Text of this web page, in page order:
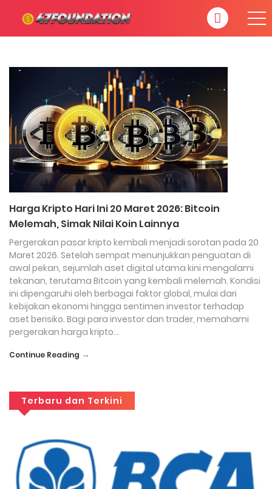
Harga Kripto Hari Ini 20 Maret 2026: Bitcoin
Melemah, Simak Nilai Koin Lainnya
Pergerakan pasar kripto kembali menjadi sorotan pada 20
Maret 2026. Setelah sempat menunjukkan penguatan di
awal pekan, sejumlah aset digital utama kini mengalami
tekanan, terutama Bitcoin yang kembali melemah. Kondisi
ini dipengaruhi oleh berbagai faktor global, mulai dari
kebijakan ekonomi hingga sentimen investor terhadap
aset berisiko. Bagi para investor dan trader, memahami
pergerakan harga kripto…
Continue Reading →
Terbaru dan Terkini